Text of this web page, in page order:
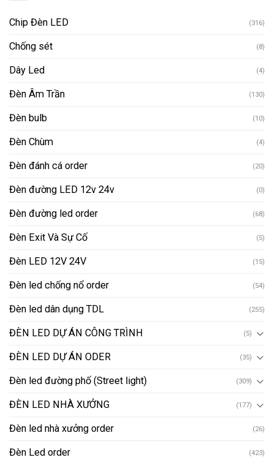
Chip Đèn LED (316)
Chống sét (8)
Dây Led (4)
Đèn Âm Trần (130)
Đèn bulb (10)
Đèn Chùm (4)
Đèn đánh cá order (20)
Đèn đường LED 12v 24v (0)
Đèn đường led order (68)
Đèn Exit Và Sự Cố (5)
Đèn LED 12V 24V (15)
Đèn led chống nổ order (54)
Đèn led dân dụng TDL (255)
ĐÈN LED DỰ ÁN CÔNG TRÌNH (5)
ĐÈN LED DỰ ÁN ODER (35)
Đèn led đường phố (Street light) (309)
ĐÈN LED NHÀ XƯỞNG (177)
Đèn led nhà xưởng order (26)
Đèn Led order (423)